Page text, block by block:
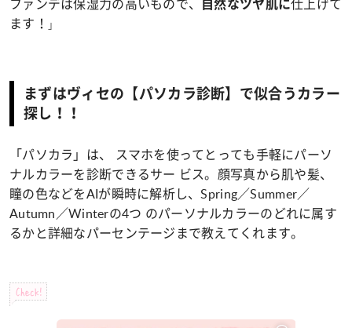
ファンデは保湿力の高いもので、
自然なツヤ肌に仕上げて
ます！ 」
まずはヴィセの【パソカラ診断】で似合うカラー
探し！！
「パソカラ」は、 スマホを使ってとっても手軽にパーソ
ナルカラーを診断できるサー ビス。顔写真から肌や髪、
瞳の色などをAIが瞬時に解析し、Spring／Summer／
Autumn／Winterの4つ のパーソナルカラーのどれに属す
るかと詳細なパーセンテージまで教えてくれます。
Check!